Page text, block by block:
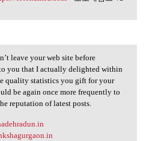
leave your
leave your web site before
you that I actually delighted within
quality statistics you gift for your
be again once more frequently to
reputation of latest posts.